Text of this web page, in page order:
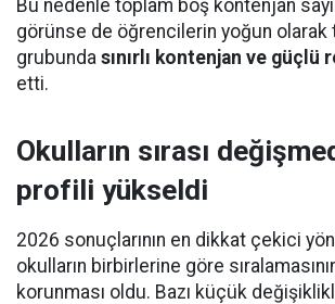
Bu nedenle toplam boş kontenjan
görünse de öğrencilerin yoğun
grubunda sınırlı kontenjan ve güçlü
etti.
Okulların sırası
profili yükseldi
2026 sonuçlarının en dikkat çekici
okulların birbirlerine göre
korunması oldu. Bazı küçük